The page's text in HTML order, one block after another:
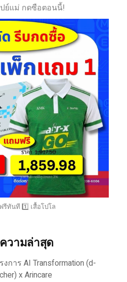
ปย์แม่ กดซือตอนนี้!
รีทันที 1️⃣ เสื้อโปโล
วามล่าสุด
าร AI Transformation (d-
x Arincare